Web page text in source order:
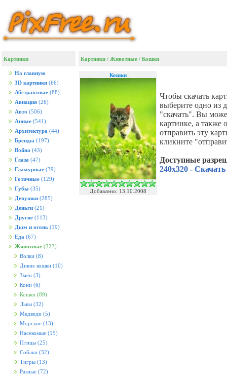
Картинки
На главную
3D картинки (66)
Абстрактные (88)
Авиация (26)
Авто (506)
Аниме (541)
Архитектура (44)
Бренды (197)
Война (43)
Глаза (47)
Гламурные (39)
Готичные (129)
Губы (35)
Девушки (285)
Деньги (21)
Другие (113)
Дым и огонь (19)
Еда (67)
Животные (323)
Волки (8)
Дикие кошки (10)
Змеи (3)
Кони (6)
Кошки (89)
Львы (32)
Медведи (5)
Морские (13)
Насекомые (15)
Птицы (25)
Собаки (32)
Тигры (13)
Разные (72)
Картинки / Животные / Кошки
Кошки
Добавлено: 13.10.2008
Чтобы скачать
выберите одно из
"скачать". Вы
картинке, а также
отправить эту
кликните
Доступные
240x320 - Скачать